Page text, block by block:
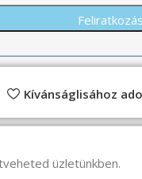
Kívánságlisához
üzletünkben.